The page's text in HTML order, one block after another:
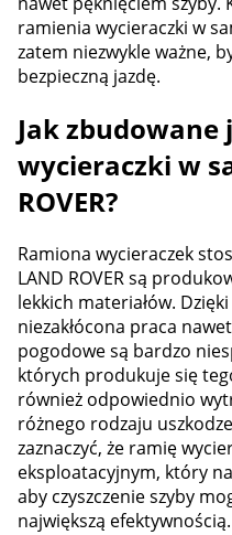
ramienia wycieraczki w
zatem niezwykle ważne,
bezpieczną jazdę.
Jak
wycieraczki w
ROVER?
Ramiona wycieraczek
LAND ROVER są
lekkich materiałów.
niezakłócona praca
pogodowe są bardzo
których produkuje się
również odpowiednio
różnego rodzaju
zaznaczyć, że ramię
eksploatacyjnym, który
aby czyszczenie szyby
największą efektywnością.